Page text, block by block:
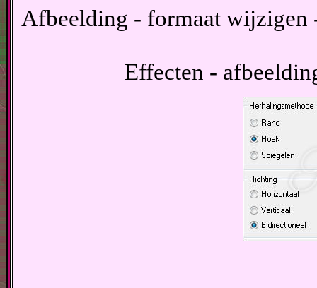
Afbeelding - formaat wijzigen
Effecten -